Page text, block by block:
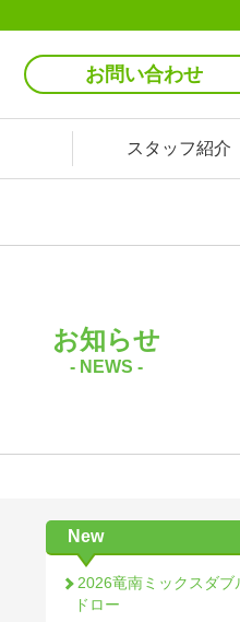
お問い合わせ
スタッフ紹介
お知らせ
- NEWS -
New
2026竜南ミックスダブ
ドロー